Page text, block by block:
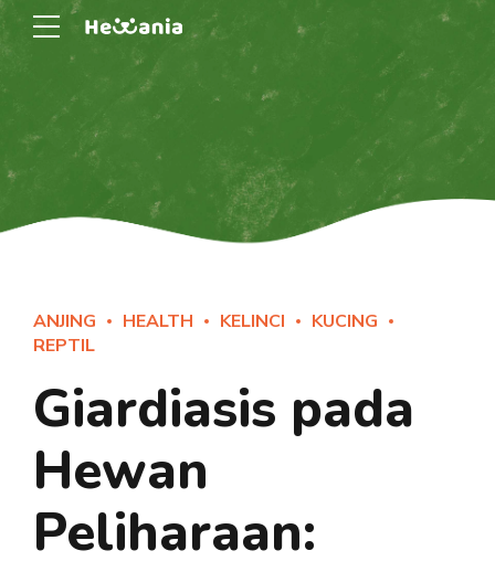
ANJING HEALTH KELINCI
KUCING
REPTIL
Giardiasis pada
Hewan
Peliharaan: